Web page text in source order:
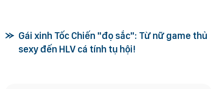
Gái xinh Tốc Chiến "đọ sắc": Từ nữ game thủ
sexy đến HLV cá tính tụ hội!